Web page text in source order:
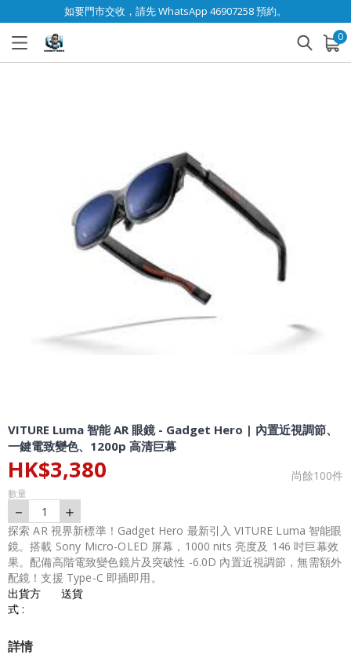
如要門市交收，請先 WhatsApp 46907258 預約。
0
已加入購物車 查看
VITURE Luma 智能 AR 眼鏡 - Gadget Hero | 內置近視調節、
一鍵電致變色、1200p 高清巨幕
HK$3,380 尚餘100件
數量
－ 1 ＋
探索 AR 視界新標準！Gadget Hero 最新引入 VITURE Luma 智能眼
鏡。搭載 Sony Micro-OLED 屏幕，1000 nits 亮度及 146 吋巨幕效
果。配備高階電致變色鏡片及突破性 -6.0D 內置近視調節，無需額外
配鏡！支援 Type-C 即插即用。
出貨方
式 :
送貨
詳情